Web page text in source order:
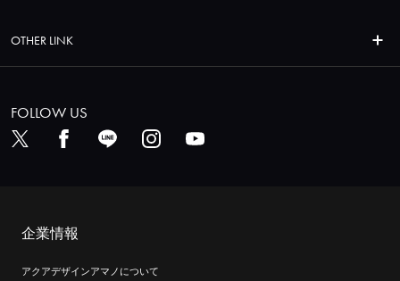
OTHER LINK
FOLLOW US
企業情報
アクアデザインアマノについて